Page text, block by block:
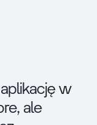
w
ale